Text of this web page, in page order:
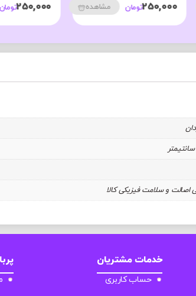
250,000تومان مشاهده 250,000تومان
اصالت و سلامت فیزیکی کالا
خدمات مشتریان
حساب کاربری